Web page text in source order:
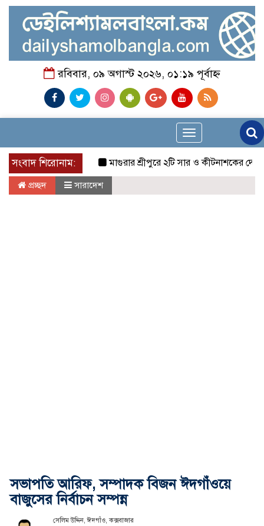
রবিবার, ০৯ অগাস্ট ২০২৬, ০১:১৯ পূর্বাহ্ন
Toggle
navigation
সংবাদ শিরোনাম:
মাগুরার শ্রীপুরে ২টি সার ও কীটনাশকের দোকানে
প্রচ্ছদ সারাদেশ
সভাপতি আরিফ, সম্পাদক বিজন ঈদগাঁওয়ে
বাজুসের নির্বাচন সম্পন্ন
সেলিম উদ্দিন, ঈদগাঁও, কক্সবাজার